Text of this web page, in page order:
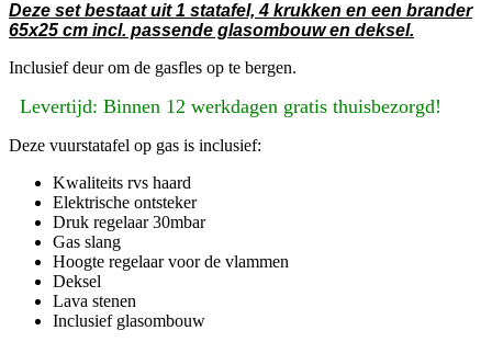
Deze set bestaat uit 1 statafel, 4 krukken en een brander
65x25 cm incl. passende glasombouw en deksel.
Inclusief deur om de gasfles op te bergen.
Levertijd: Binnen 12 werkdagen gratis thuisbezorgd!
Deze vuurstatafel op gas is inclusief:
Kwaliteits rvs haard
Elektrische ontsteker
Druk regelaar 30mbar
Gas slang
Hoogte regelaar voor de vlammen
Deksel
Lava stenen
Inclusief glasombouw